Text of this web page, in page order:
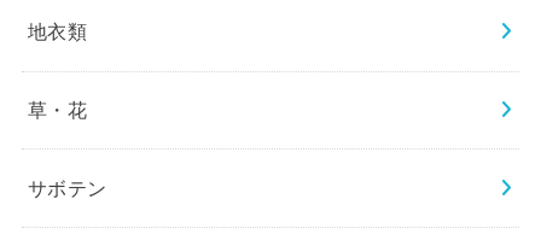
地衣類
草・花
サボテン